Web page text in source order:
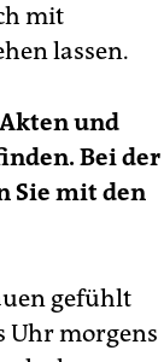
mit
lassen.
und
Bei der
Sie mit den
gefühlt
Uhr morgens